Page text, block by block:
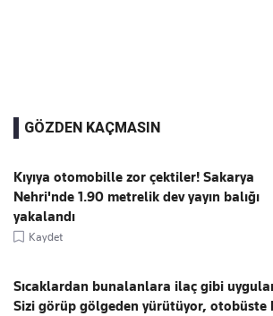
GÖZDEN KAÇMASIN
Kıyıya otomobille zor çektiler! Sakarya
Nehri'nde 1.90 metrelik dev yayın balığı
yakalandı
Kaydet
Sıcaklardan bunalanlara ilaç gibi
Sizi görüp gölgeden yürütüyor, otobüste